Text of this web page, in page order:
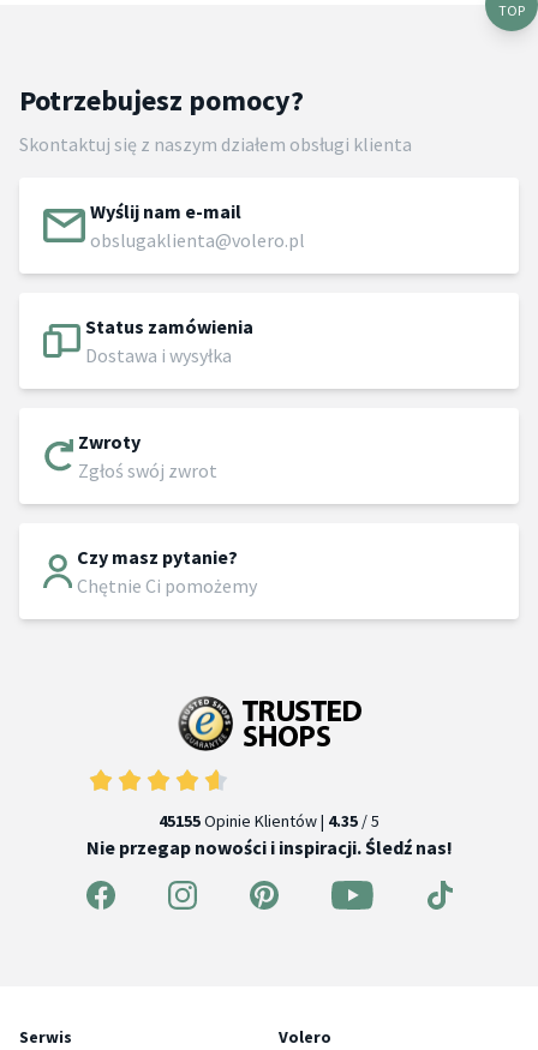
TOP
Potrzebujesz pomocy?
Skontaktuj się z naszym działem obsługi klienta
Wyślij nam e-mail
obslugaklienta@volero.pl
Status zamówienia
Dostawa i wysyłka
Zwroty
Zgłoś swój zwrot
Czy masz pytanie?
Chętnie Ci pomożemy
45155Opinie Klientów | 4.35 / 5
Nie przegap nowości i inspiracji. Śledź nas!
Serwis Volero